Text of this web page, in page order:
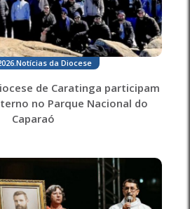
. Notícias da Diocese
de Caratinga participam
no Parque Nacional do
Caparaó